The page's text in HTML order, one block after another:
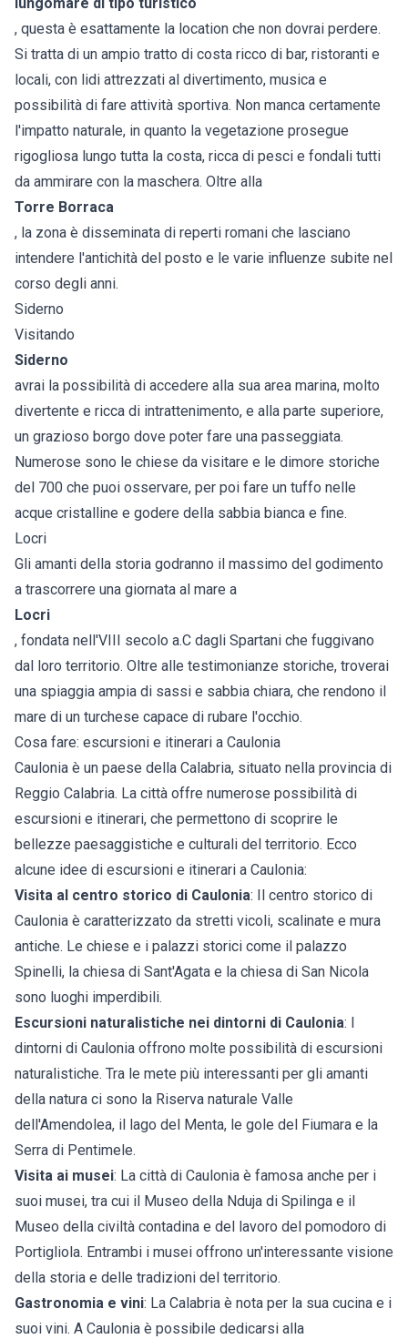
lungomare di tipo turistico
, questa è esattamente la location che non dovrai perdere.
Si tratta di un ampio tratto di costa ricco di bar, ristoranti e
locali, con lidi attrezzati al divertimento, musica e
possibilità di fare attività sportiva. Non manca certamente
l'impatto naturale, in quanto la vegetazione prosegue
rigogliosa lungo tutta la costa, ricca di pesci e fondali tutti
da ammirare con la maschera. Oltre alla
Torre Borraca
, la zona è disseminata di reperti romani che lasciano
intendere l'antichità del posto e le varie influenze subite nel
corso degli anni.
Siderno
Visitando
Siderno
avrai la possibilità di accedere alla sua area marina, molto
divertente e ricca di intrattenimento, e alla parte superiore,
un grazioso borgo dove poter fare una passeggiata.
Numerose sono le chiese da visitare e le dimore storiche
del 700 che puoi osservare, per poi fare un tuffo nelle
acque cristalline e godere della sabbia bianca e fine.
Locri
Gli amanti della storia godranno il massimo del godimento
a trascorrere una giornata al mare a
Locri
, fondata nell'VIII secolo a.C dagli Spartani che fuggivano
dal loro territorio. Oltre alle testimonianze storiche, troverai
una spiaggia ampia di sassi e sabbia chiara, che rendono il
mare di un turchese capace di rubare l'occhio.
Cosa fare: escursioni e itinerari a Caulonia
Caulonia è un paese della Calabria, situato nella provincia di
Reggio Calabria. La città offre numerose possibilità di
escursioni e itinerari, che permettono di scoprire le
bellezze paesaggistiche e culturali del territorio. Ecco
alcune idee di escursioni e itinerari a Caulonia:
Visita al centro storico di Caulonia: Il centro storico di
Caulonia è caratterizzato da stretti vicoli, scalinate e mura
antiche. Le chiese e i palazzi storici come il palazzo
Spinelli, la chiesa di Sant'Agata e la chiesa di San Nicola
sono luoghi imperdibili.
Escursioni naturalistiche nei dintorni di Caulonia: I
dintorni di Caulonia offrono molte possibilità di escursioni
naturalistiche. Tra le mete più interessanti per gli amanti
della natura ci sono la Riserva naturale Valle
dell'Amendolea, il lago del Menta, le gole del Fiumara e la
Serra di Pentimele.
Visita ai musei: La città di Caulonia è famosa anche per i
suoi musei, tra cui il Museo della Nduja di Spilinga e il
Museo della civiltà contadina e del lavoro del pomodoro di
Portigliola. Entrambi i musei offrono un'interessante visione
della storia e delle tradizioni del territorio.
Gastronomia e vini: La Calabria è nota per la sua cucina e i
suoi vini. A Caulonia è possibile dedicarsi alla